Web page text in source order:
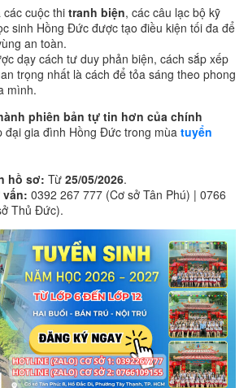
cuộc thi tranh biện, các câu lạc bộ kỹ
sinh Hồng Đức được tạo điều kiện tối đa để
an toàn.
dạy cách tư duy phản biện, cách sắp xếp
trọng nhất là cách để tỏa sáng theo phong
mình.
phiên bản tự tin hơn của chính
đại gia đình Hồng Đức trong mùa tuyển
hồ sơ: Từ 25/05/2026.
0392 267 777 (Cơ sở Tân Phú) | 0766
Thủ Đức).